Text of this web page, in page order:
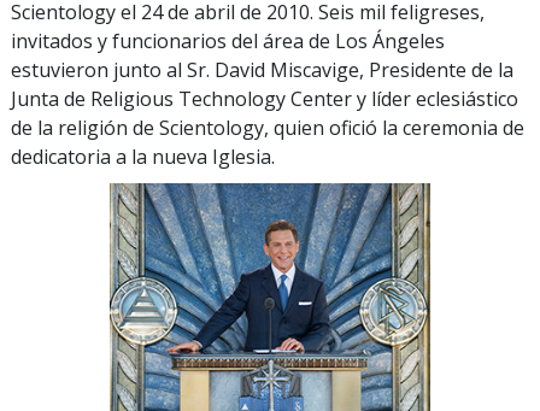
Scientology el 24 de abril de 2010. Seis mil feligreses,
invitados y funcionarios del área de Los Ángeles
estuvieron junto al Sr. David Miscavige, Presidente de la
Junta de Religious Technology Center y líder eclesiástico
de la religión de Scientology, quien ofició la ceremonia de
dedicatoria a la nueva Iglesia.